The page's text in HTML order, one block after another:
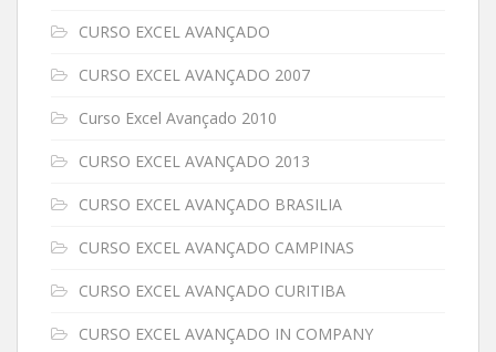
CURSO EXCEL AVANÇADO
CURSO EXCEL AVANÇADO 2007
Curso Excel Avançado 2010
CURSO EXCEL AVANÇADO 2013
CURSO EXCEL AVANÇADO BRASILIA
CURSO EXCEL AVANÇADO CAMPINAS
CURSO EXCEL AVANÇADO CURITIBA
CURSO EXCEL AVANÇADO IN COMPANY